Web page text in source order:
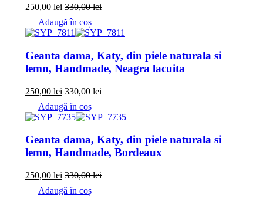
250,00 lei 330,00lei
Adaugă în coș
Geanta dama, Katy, din piele naturala si
lemn, Handmade, Neagra lacuita
250,00 lei 330,00lei
Adaugă în coș
Geanta dama, Katy, din piele naturala si
lemn, Handmade, Bordeaux
250,00 lei 330,00lei
Adaugă în coș